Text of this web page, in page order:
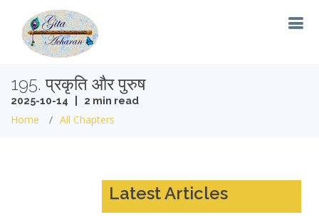
195. प्रकृति और पुरुष
2025-10-14 | 2 min read
Home All Chapters
Latest Articles